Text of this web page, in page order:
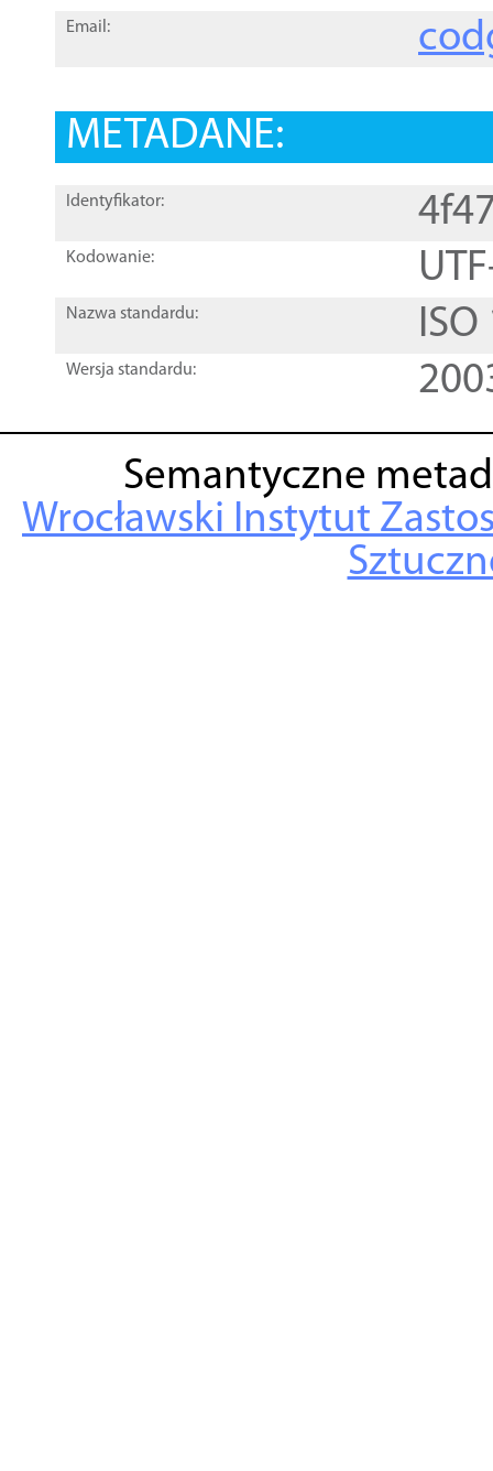
Email:
METADANE:
Identyfikator:
Kodowanie:
Nazwa standardu:
Wersja standardu:
Semantyczne
Wrocławski Instytut